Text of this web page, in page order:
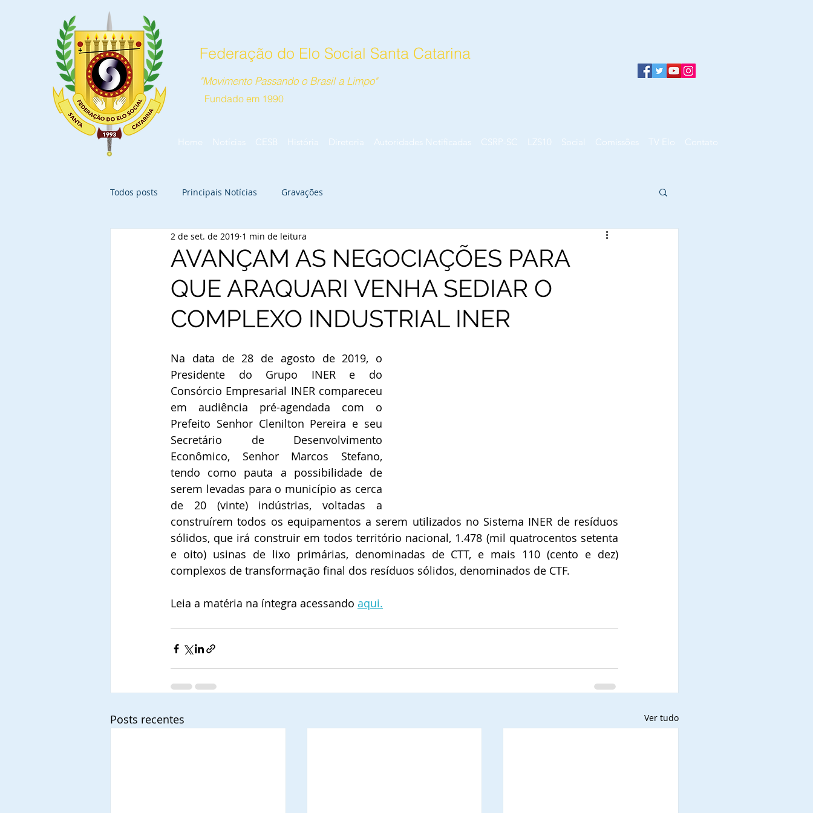
Federação do Elo Social Santa Catarina
"Movimento Passando o Brasil a Limpo"
Fundado em 1990
Home Notícias CESB História Diretoria Autoridades Notificadas CSRP-SC LZS10 Social Comissões TV Elo Contato
Todos posts Principais Notícias Gravações
AVANÇAM AS NEGOCIAÇÕES PARA
QUE ARAQUARI VENHA SEDIAR O
COMPLEXO INDUSTRIAL INER
2 de set. de 2019 1 min de leitura
Na data de 28 de agosto de 2019, o
Presidente do Grupo INER e do
Consórcio Empresarial INER compareceu
em audiência pré-agendada com o
Prefeito Senhor Clenilton Pereira e seu
Secretário de Desenvolvimento
Econômico, Senhor Marcos Stefano,
tendo como pauta a possibilidade de
serem levadas para o município as cerca
de 20 (vinte) indústrias, voltadas a
construírem todos os equipamentos a serem utilizados no Sistema INER de resíduos
sólidos, que irá construir em todos território nacional, 1.478 (mil quatrocentos setenta
e oito) usinas de lixo primárias, denominadas de CTT, e mais 110 (cento e dez)
complexos de transformação final dos resíduos sólidos, denominados de CTF.
Leia a matéria na íntegra acessando aqui.
Posts recentes Ver tudo